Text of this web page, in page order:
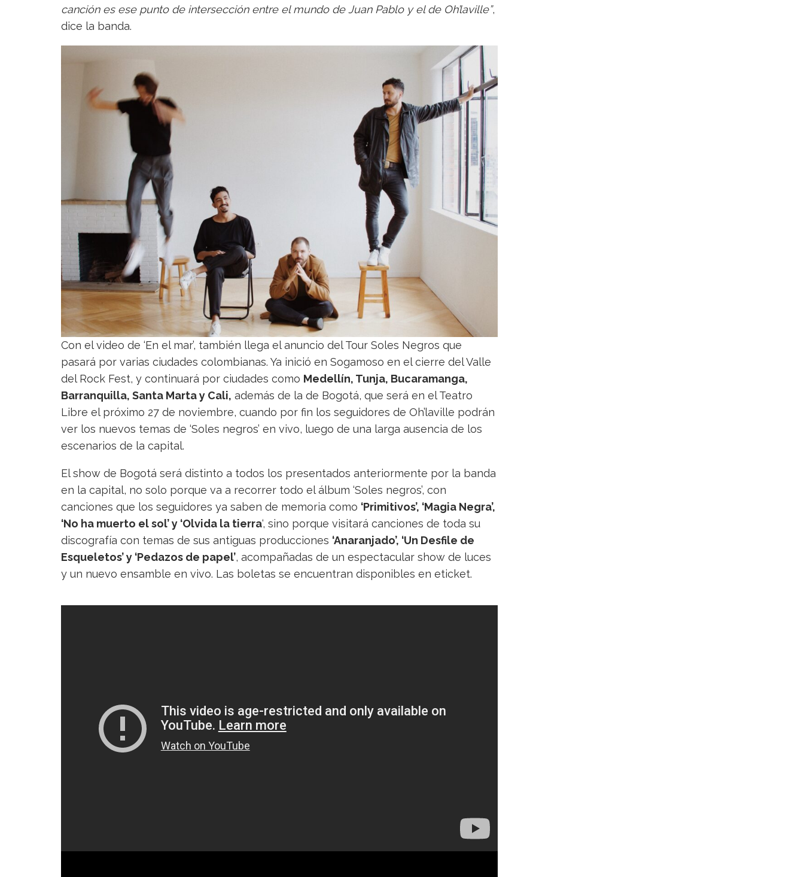
canción es ese punto de intersección entre el mundo de Juan Pablo y el de Oh’laville”,
dice la banda.
Con el video de ‘En el mar’, también llega el anuncio del Tour Soles Negros que
pasará por varias ciudades colombianas. Ya inició en Sogamoso en el cierre del Valle
del Rock Fest, y continuará por ciudades como Medellín, Tunja, Bucaramanga,
Barranquilla, Santa Marta y Cali, además de la de Bogotá, que será en el Teatro
Libre el próximo 27 de noviembre, cuando por fin los seguidores de Oh’laville podrán
ver los nuevos temas de ‘Soles negros’ en vivo, luego de una larga ausencia de los
escenarios de la capital.
El show de Bogotá será distinto a todos los presentados anteriormente por la banda
en la capital, no solo porque va a recorrer todo el álbum ‘Soles negros’, con
canciones que los seguidores ya saben de memoria como ‘Primitivos’, ‘Magia Negra’,
‘No ha muerto el sol’ y ‘Olvida la tierra‘, sino porque visitará canciones de toda su
discografía con temas de sus antiguas producciones ‘Anaranjado’, ‘Un Desfile de
Esqueletos’ y ‘Pedazos de papel’, acompañadas de un espectacular show de luces
y un nuevo ensamble en vivo. Las boletas se encuentran disponibles en eticket.